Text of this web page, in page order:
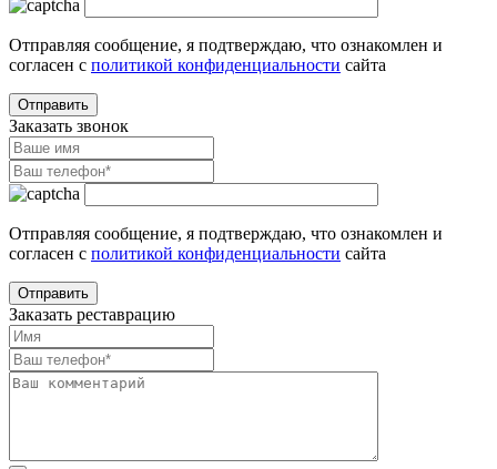
Отправляя сообщение, я подтверждаю, что ознакомлен и
согласен с политикой конфиденциальности сайта
Заказать звонок
Отправляя сообщение, я подтверждаю, что ознакомлен и
согласен с политикой конфиденциальности сайта
Заказать реставрацию